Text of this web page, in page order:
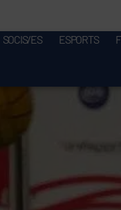
SOCIS/ES ESPORTS